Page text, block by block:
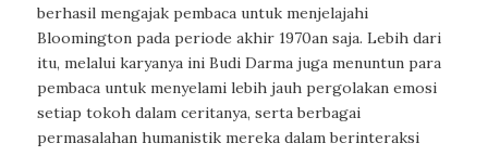
berhasil mengajak pembaca untuk menjelajahi
Bloomington pada periode akhir 1970an saja. Lebih dari
itu, melalui karyanya ini Budi Darma juga menuntun para
pembaca untuk menyelami lebih jauh pergolakan emosi
setiap tokoh dalam ceritanya, serta berbagai
permasalahan humanistik mereka dalam berinteraksi